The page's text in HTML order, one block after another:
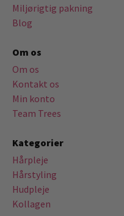
Miljørigtig pakning
Blog
Om os
Om os
Kontakt os
Min konto
Team Trees
Kategorier
Hårpleje
Hårstyling
Hudpleje
Kollagen